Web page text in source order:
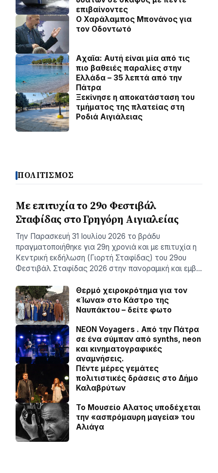
επιβαίνοντες
Ο Χαράλαμπος Μπονάνος για
τον Οδοντωτό
Aχαϊα: Αυτή είναι μία από τις
πιο βαθειές παραλίες στην
Ελλάδα – 35 λεπτά από την
Πάτρα
Ξεκίνησε η αποκατάσταση του
τμήματος της πλατείας στη
Ροδιά Αιγιάλειας
ΠΟΛΙΤΙΣΜΟΣ
Με επιτυχία το 29ο Φεστιβάλ
Σταφίδας στο Γρηγόρη Aιγιαλείας
Την Παρασκευή 31 Ιουλίου 2026 το βράδυ
πραγματοποιήθηκε για 29η χρονιά και με επιτυχία η
Κεντρική εκδήλωση (Γιορτή Σταφίδας) του 29ου
Φεστιβάλ Σταφίδας 2026 στην πανοραμική και εμβ…
Θερμό χειροκρότημα για τον
«Ίωνα» στο Κάστρο της
Ναυπάκτου – δείτε φωτο
NEON Voyagers . Από την Πάτρα
σε ένα σύμπαν από synths, neon
και κινηματογραφικές
αναμνήσεις.
Πέντε μέρες γεμάτες
πολιτιστικές δράσεις στο Δήμο
Καλαβρύτων
Το Μουσείο Αλατος υποδέχεται
την «ασπρόμαυρη μαγεία» του
Αλιάγα